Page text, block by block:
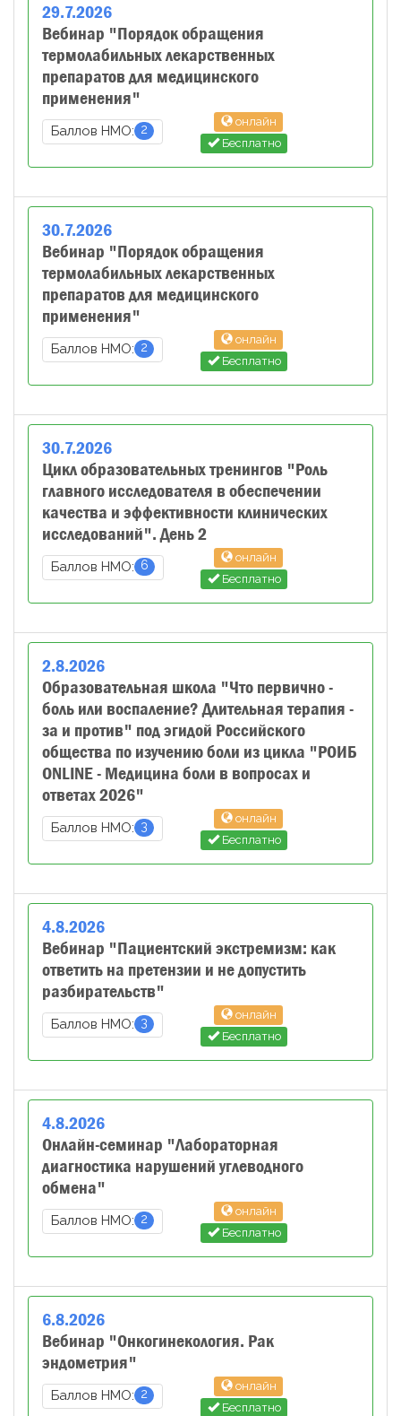
29.7.2026
Вебинар "Порядок обращения
термолабильных лекарственных
препаратов для медицинского
применения"
Баллов НМО: 2
онлайн
Бесплатно
30.7.2026
Вебинар "Порядок обращения
термолабильных лекарственных
препаратов для медицинского
применения"
Баллов НМО: 2
онлайн
Бесплатно
30.7.2026
Цикл образовательных тренингов "Роль
главного исследователя в обеспечении
качества и эффективности клинических
исследований". День 2
Баллов НМО: 6
онлайн
Бесплатно
2.8.2026
Образовательная школа "Что первично -
боль или воспаление? Длительная терапия -
за и против" под эгидой Российского
общества по изучению боли из цикла "РОИБ
ONLINE - Медицина боли в вопросах и
ответах 2026"
Баллов НМО: 3
онлайн
Бесплатно
4.8.2026
Вебинар "Пациентский экстремизм: как
ответить на претензии и не допустить
разбирательств"
Баллов НМО: 3
онлайн
Бесплатно
4.8.2026
Онлайн-семинар "Лабораторная
диагностика нарушений углеводного
обмена"
Баллов НМО: 2
онлайн
Бесплатно
6.8.2026
Вебинар "Онкогинекология. Рак
эндометрия"
Баллов НМО: 2
онлайн
Бесплатно